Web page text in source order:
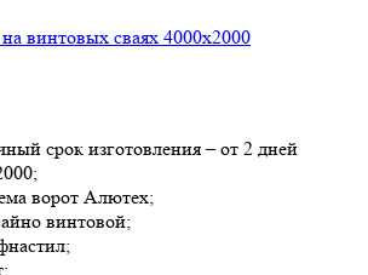
срок изготовления – от 2 дней
ворот Алютех;
винтовой;